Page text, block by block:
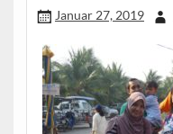
Januar 27, 2019